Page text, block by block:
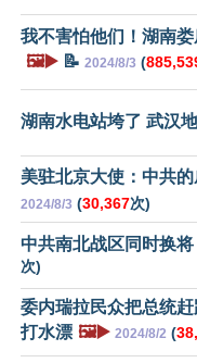
我不害怕他们！湖南
🖼️▶️ 📝 2024/8/3 (
湖南水电站垮了 武汉
美驻北京大使：中共
2024/8/3 (30,367次)
中共南北战区同时换
次)
委内瑞拉民众把总统
打水漂 🖼️▶️ 2024/8/2 (